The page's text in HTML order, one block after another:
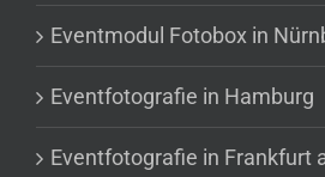
Eventmodul Fotobox in
Eventfotografie in Hamburg
Eventfotografie in Frankfurt